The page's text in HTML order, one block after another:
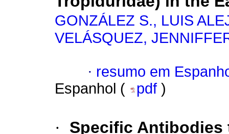
GONZÁLEZ S., LUIS
VELÁSQUEZ,
· resumo em
Espanhol (
pdf )
·
Specific